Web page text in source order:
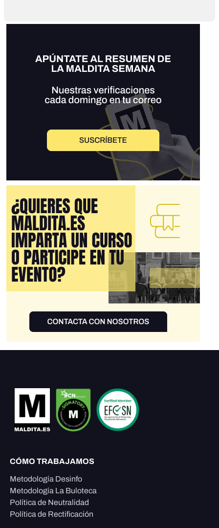
CÓMO TRABAJAMOS
Metodología Desinfo
Metodología La Buloteca
Política de Neutralidad
Política de Rectificación